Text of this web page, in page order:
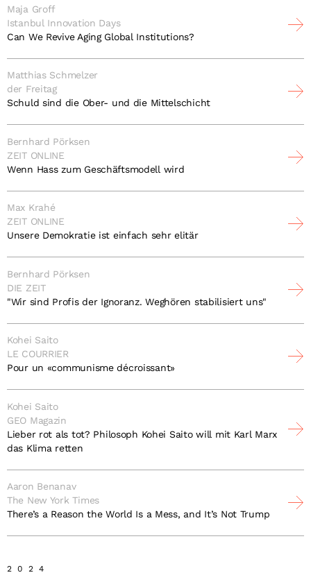
Maja Groff
Istanbul Innovation Days
Can We Revive Aging Global Institutions?
Matthias Schmelzer
der Freitag
Schuld sind die Ober- und die Mittelschicht
Bernhard Pörksen
ZEIT ONLINE
Wenn Hass zum Geschäftsmodell wird
Max Krahé
ZEIT ONLINE
Unsere Demokratie ist einfach sehr elitär
Bernhard Pörksen
DIE ZEIT
"Wir sind Profis der Ignoranz. Weghören stabilisiert uns"
Kohei Saito
LE COURRIER
Pour un «communisme décroissant»
Kohei Saito
GEO Magazin
Lieber rot als tot? Philosoph Kohei Saito will mit Karl Marx
das Klima retten
Aaron Benanav
The New York Times
There’s a Reason the World Is a Mess, and It’s Not Trump
2024